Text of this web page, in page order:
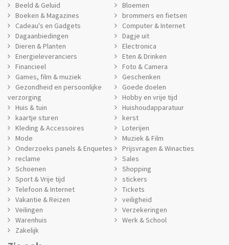
Beeld & Geluid
Bloemen
Boeken & Magazines
brommers en fietsen
Cadeau's en Gadgets
Computer & Internet
Dagaanbiedingen
Dagje uit
Dieren & Planten
Electronica
Energieleveranciers
Eten & Drinken
Financieel
Foto & Camera
Games, film & muziek
Geschenken
Gezondheid en persoonlijke
verzorging
Goede doelen
Hobby en vrije tijd
Huis & tuin
Huishoudapparatuur
kaartje sturen
kerst
Kleding & Accessoires
Loterijen
Mode
Muziek & Film
Onderzoeks panels & Enquetes
Prijsvragen & Winacties
reclame
Sales
Schoenen
Shopping
Sport & Vrije tijd
stickers
Telefoon & Internet
Tickets
Vakantie & Reizen
veiligheid
Veilingen
Verzekeringen
Warenhuis
Werk & School
Zakelijk